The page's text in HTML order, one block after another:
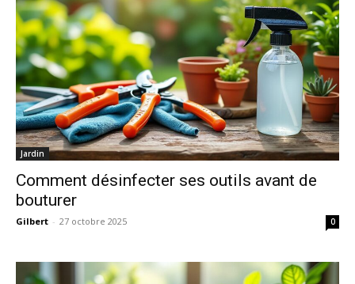
Jardin
Comment désinfecter ses outils avant de
bouturer
Gilbert - 27 octobre 2025 0